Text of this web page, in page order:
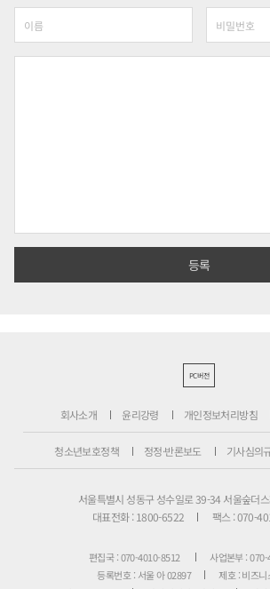
PC버전
회사소개 윤리강령 개인정보처리방침
청소년보호정책 정정·반론보도 기사심의
서울특별시 성동구 성수일로 39-34 서울숲더
대표전화 : 1800-6522
팩스 : 070-
편집국 : 070-4010-8512
사업본부 :
등록번호 : 서울 아 02897
제호 : 비즈